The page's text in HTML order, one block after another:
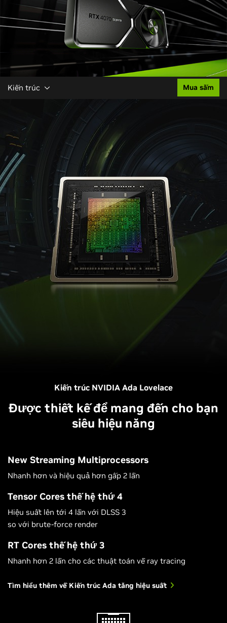
Kiến trúc Mua sắm
Kiến trúc NVIDIA Ada Lovelace
Được thiết kế để mang đến cho bạn
siêu hiệu năng
New Streaming Multiprocessors
Nhanh hơn và hiệu quả hơn gấp 2 lần
Tensor Cores thế hệ thứ 4
Hiệu suất lên tới 4 lần với DLSS 3
so với brute-force render
RT Cores thế hệ thứ 3
Nhanh hơn 2 lần cho các thuật toán về ray tracing
Tìm hiểu thêm về Kiến trúc Ada tăng hiệu suất